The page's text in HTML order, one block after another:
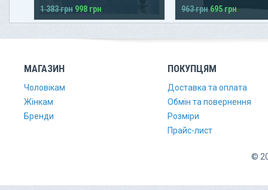
1 383 грн 998 грн
963 грн 695 грн
МАГАЗИН
Чоловікам
Жінкам
Бренди
ПОКУПЦЯМ
Доставка та оплата
Обмін та повернення
Розміри
Прайс-лист
©